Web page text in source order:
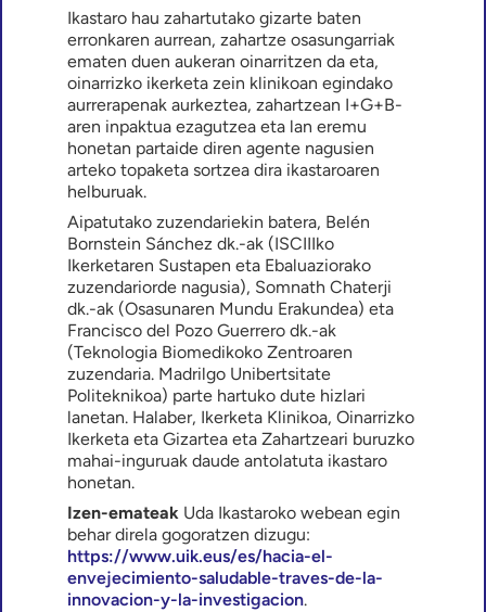
Ikastaro hau zahartutako gizarte baten
erronkaren aurrean, zahartze osasungarriak
ematen duen aukeran oinarritzen da eta,
oinarrizko ikerketa zein klinikoan egindako
aurrerapenak aurkeztea, zahartzean I+G+B-
aren inpaktua ezagutzea eta lan eremu
honetan partaide diren agente nagusien
arteko topaketa sortzea dira ikastaroaren
helburuak.
Aipatutako zuzendariekin batera, Belén
Bornstein Sánchez dk.-ak (ISCIIIko
Ikerketaren Sustapen eta Ebaluaziorako
zuzendariorde nagusia), Somnath Chaterji
dk.-ak (Osasunaren Mundu Erakundea) eta
Francisco del Pozo Guerrero dk.-ak
(Teknologia Biomedikoko Zentroaren
zuzendaria. Madrilgo Unibertsitate
Politeknikoa) parte hartuko dute hizlari
lanetan. Halaber, Ikerketa Klinikoa, Oinarrizko
Ikerketa eta Gizartea eta Zahartzeari buruzko
mahai-inguruak daude antolatuta ikastaro
honetan.
Izen-emateak Uda Ikastaroko webean egin
behar direla gogoratzen dizugu:
https://www.uik.eus/es/hacia-el-
envejecimiento-saludable-traves-de-la-
innovacion-y-la-investigacion.